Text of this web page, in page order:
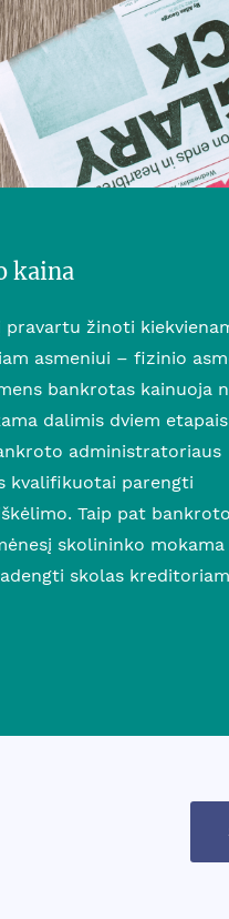
kaina
pravartu žinoti
asmeniui – fizinio
bankrotas kainuoja
dalimis dviem
administratoriaus
kvalifikuotai parengti
Taip pat bankroto
skolininko mokama
skolas